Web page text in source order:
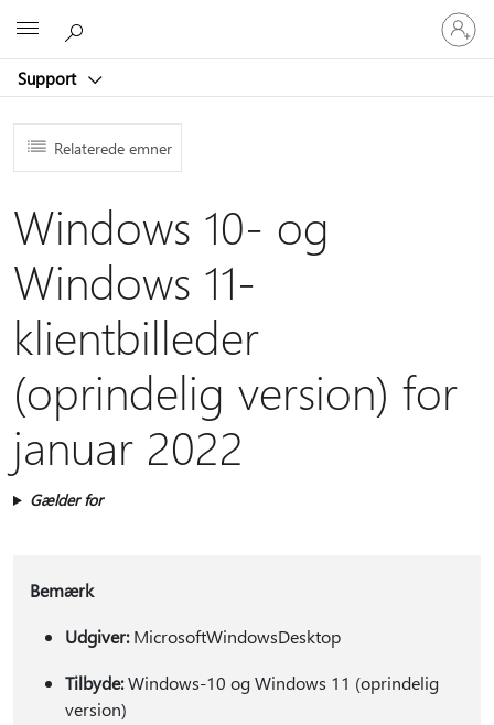
Support
Log
på
din
Relaterede emner
Windows 10- og
Windows 11-
klientbilleder
(oprindelig version) for
januar 2022
Gælder for
Bemærk
Udgiver:MicrosoftWindowsDesktop
Tilbyde:Windows-10 og Windows 11 (oprindelig
version)